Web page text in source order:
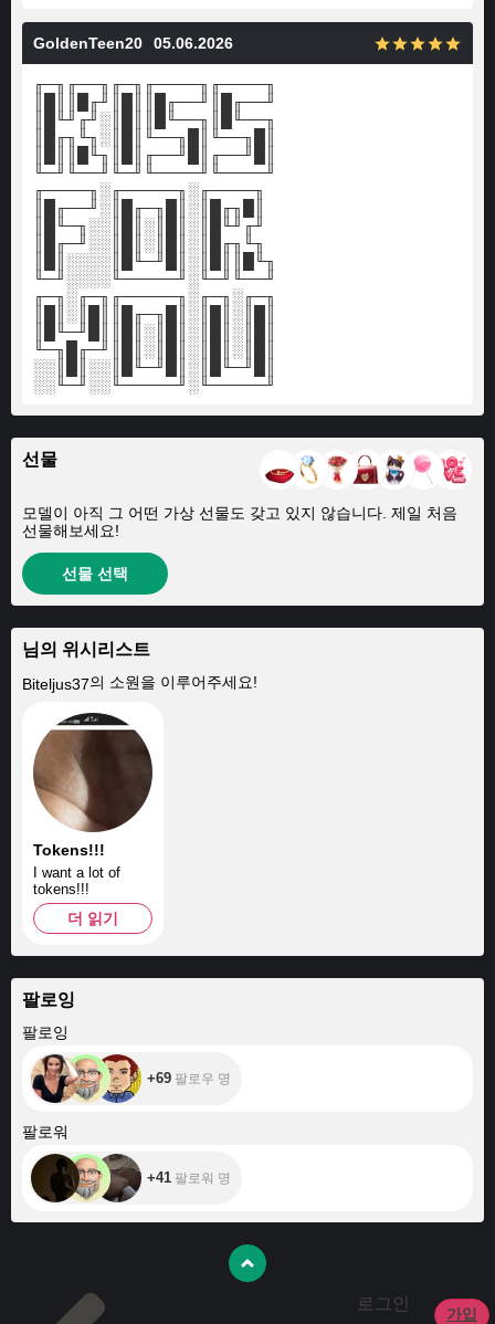
GoldenTeen20 05.06.2026
╓─╖╓──╖╓─╖╓────╖╓────╖
║█║║█╓╜║█║║█╓──╜║█╓──╜
║█╙╜╓╜░║█║║█╙──╖║█╙──╖
║█╓╖╙╖░║█║╙──╖█║╙──╖█║
║█║║█╙╖║█║╓──╜█║╓──╜█║
╙─╜╙──╜╙─╜╙────╜╙────╜
╓────╖░╓─────╖░╓────╖
║█╓──╜░║█╓─╖█║░║█╓╖█║
║█╙─╖░░║█║░║█║░║█╙╜╓╜
║█╓─╜░░║█║░║█║░║█╓╖╙╖
║█║░░░░║█╙─╜█║░║█║║█╙╖
╙─╜░░░░╙─────╜░╙─╜╙──╜
╓─╖░╓─╖╓─────╖░╓─╖░╓─╖
║█║░║█║║█╓─╖█║░║█║░║█║
║█╙─╜█║║█║░║█║░║█║░║█║
╙─╖█╓─╜║█║░║█║░║█║░║█║
░░║█║░░║█╙─╜█║░║█╙─╜█║
░░╙─╜░░╙─────╜░╙─────╜
선물
모델이 아직 그 어떤 가상 선물도 갖고 있지 않습니다. 제일 처음
선물해보세요!
선물 선택
님의 위시리스트
Biteljus37의 소원을 이루어주세요!
Tokens!!!
I want a lot of
tokens!!!
더 읽기
팔로잉
팔로잉
+69 팔로우 명
팔로워
+41 팔로워 명
로그인
가입